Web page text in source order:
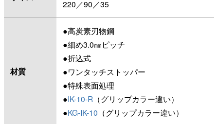
220／90／35
材質
●高炭素刃物鋼
●細め3.0㎜ピッチ
●折込式
●ワンタッチストッパー
●特殊表面処理
●IK-10-R （グリップカラー違い）
●KG-IK-10 （グリップカラー違い）